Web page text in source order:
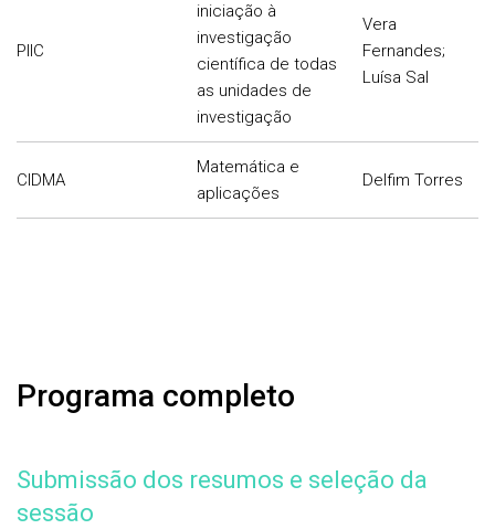
PIIC
iniciação à
investigação
científica de todas
as unidades de
investigação
Vera
Fernandes;
Luísa Sal
CIDMA
Matemática e
aplicações
Delfim Torres
Programa completo
Submissão dos resumos e seleção da
sessão